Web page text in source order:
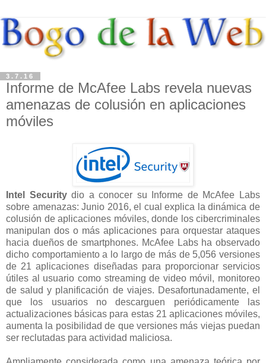
3.7.16
Informe de McAfee Labs revela nuevas
amenazas de colusión en aplicaciones
móviles
Intel Securitydio a conocer su Informe de McAfee Labs
sobre amenazas: Junio 2016, el cual explica la dinámica de
colusión de aplicaciones móviles, donde los cibercriminales
manipulan dos o más aplicaciones para orquestar ataques
hacia dueños de smartphones. McAfee Labs ha observado
dicho comportamiento a lo largo de más de 5,056 versiones
de 21 aplicaciones diseñadas para proporcionar servicios
útiles al usuario como streaming de video móvil, monitoreo
de salud y planificación de viajes. Desafortunadamente, el
que los usuarios no descarguen periódicamente las
actualizaciones básicas para estas 21 aplicaciones móviles,
aumenta la posibilidad de que versiones más viejas puedan
ser reclutadas para actividad maliciosa.